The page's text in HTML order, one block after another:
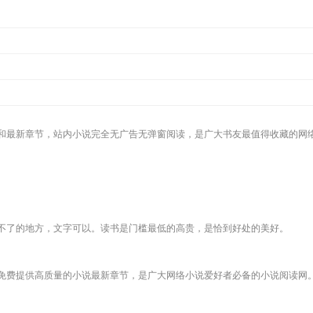
新章节，站内小说完全无广告无弹窗阅读，是广大书友最值得收藏的网
的地方，文字可以。读书是门槛最低的高贵，是恰到好处的美好。
提供高质量的小说最新章节，是广大网络小说爱好者必备的小说阅读网。